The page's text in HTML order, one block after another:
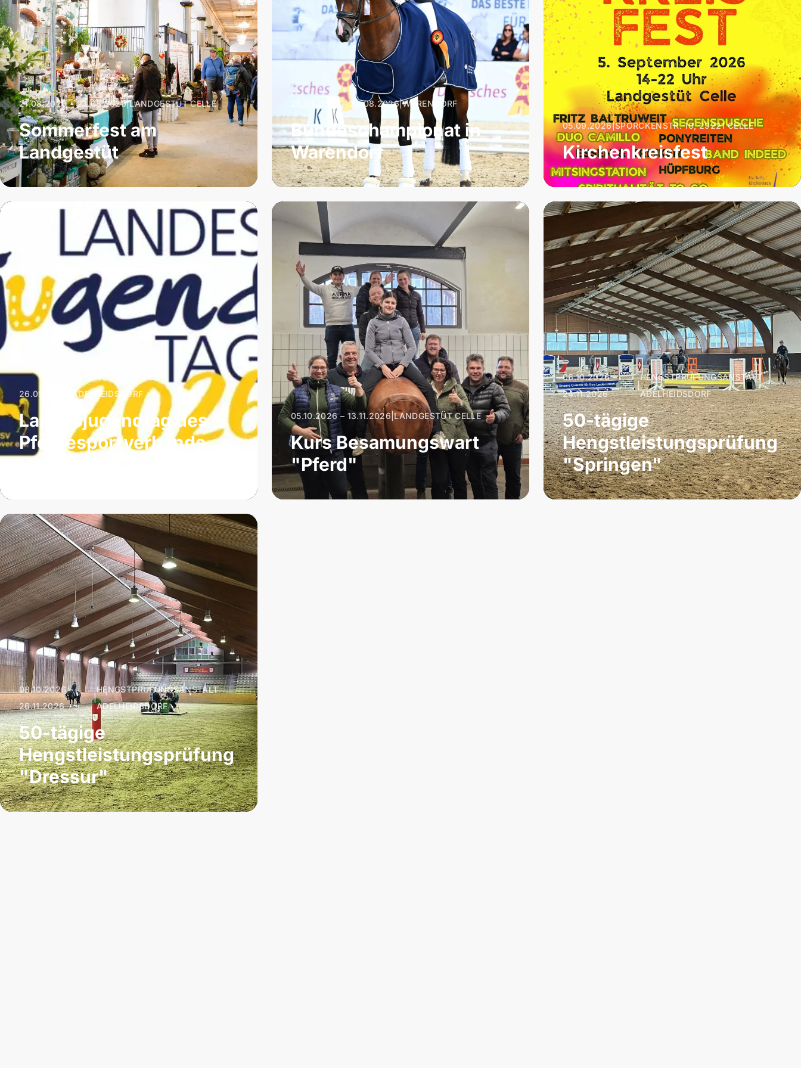
21.08.2026 – 23.08.2026|LANDGESTÜT CELLE
Sommerfest am
Landgestüt
25.08.2026 – 30.08.2026|WARENDORF
Bundeschampionat in
Warendorf
05.09.2026|SPÖRCKENSTR. 10, 29221 CELLE
Kirchenkreisfest
26.09.2026 ADELHEIDSDORF
Landesjugendtag des
Pferdesportverbands
Hannover
05.10.2026 – 13.11.2026|LANDGESTÜT CELLE
Kurs Besamungswart
"Pferd"
06.10.2026 –
24.11.2026
|
HENGSTPRÜFUNGSANSTALT
ADELHEIDSDORF
50-tägige
Hengstleistungsprüfung
"Springen"
08.10.2026 –
26.11.2026
|
HENGSTPRÜFUNGSANSTALT
ADELHEIDSDORF
50-tägige
Hengstleistungsprüfung
"Dressur"